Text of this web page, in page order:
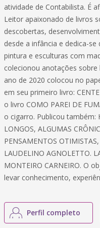
atividade de Contabilista. É
Leitor apaixonado de livros
descobertas,
desde a infância e dedica-
pintura e esculturas com
colecionou anotações
ano de 2020 colocou no
em seu primeiro livro:
o livro COMO PAREI DE
o cigarro. Publicou também:
LONGOS, ALGUMAS
PENSAMENTOS
LAUDELINO AGNOLETTO.
MONTEIRO CARNEIRO. O
levar conhecimento,
Perfil completo